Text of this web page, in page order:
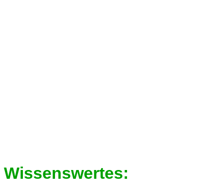
Wissenswertes: